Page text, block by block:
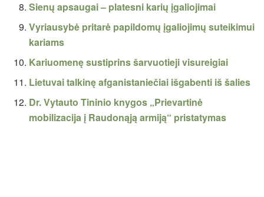
Sienų apsaugai – platesni karių įgaliojimai
Vyriausybė pritarė papildomų įgaliojimų suteikimui
kariams
Kariuomenę sustiprins šarvuotieji visureigiai
Lietuvai talkinę afganistaniečiai išgabenti iš šalies
Dr. Vytauto Tininio knygos „Prievartinė
mobilizacija į Raudonąją armiją“ pristatymas